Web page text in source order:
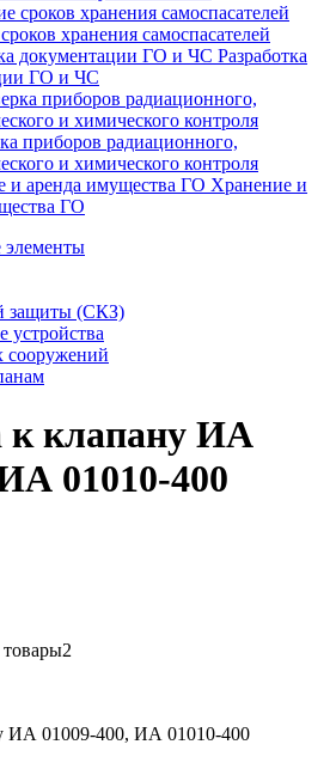
хранения самоспасателей
Разработка
ГО и ЧС
приборов радиационного,
и химического контроля
Хранение и
ГО
защиты (СКЗ)
устройства
сооружений
к клапану ИА
01010-400
2